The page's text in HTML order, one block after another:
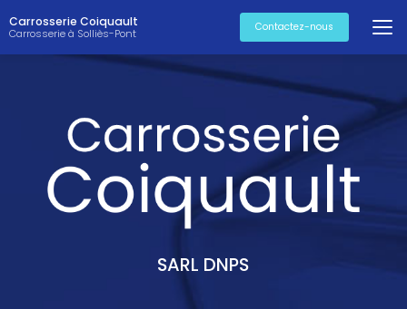
au
contenu
principal
Carrosserie Coiquault
Carrosserie à Solliès-Pont Contactez-nous
SARL DNPS